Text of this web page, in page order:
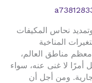
نحاس المكيفات
المناخية
مناطق العالم،
لا غنى عنه، سواء
ومن أجل أن